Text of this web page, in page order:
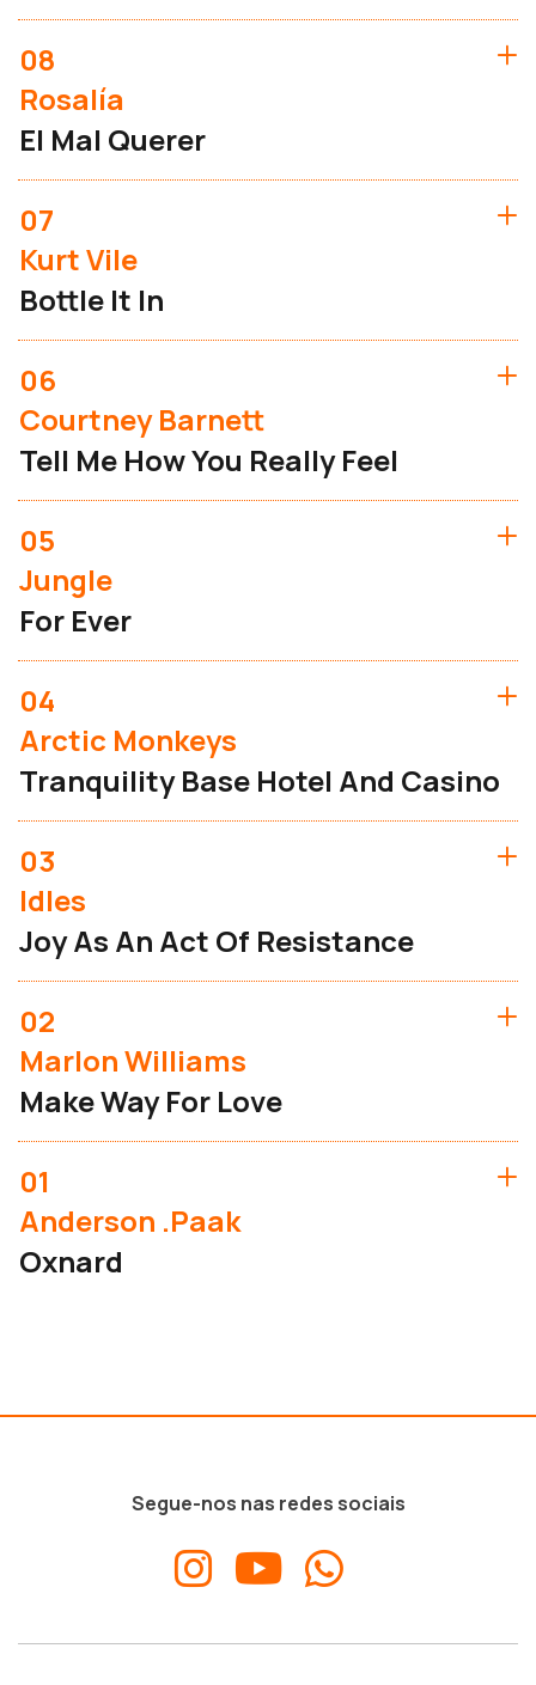
08
Rosalía
El Mal Querer
07
Kurt Vile
Bottle It In
06
Courtney Barnett
Tell Me How You Really Feel
05
Jungle
For Ever
04
Arctic Monkeys
Tranquility Base Hotel And Casino
03
Idles
Joy As An Act Of Resistance
02
Marlon Williams
Make Way For Love
01
Anderson .Paak
Oxnard
Segue-nos nas redes sociais